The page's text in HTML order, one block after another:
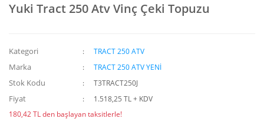
Yuki Tract 250 Atv Vinç Çeki Topuzu
Kategori TRACT 250 ATV
Marka TRACT 250 ATV YENİ
Stok Kodu T3TRACT250J
Fiyat
1.518,25 TL + KDV
180,42 TL den başlayan taksitlerle!